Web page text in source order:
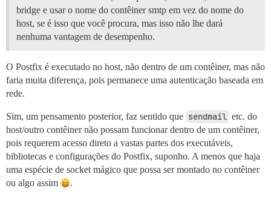
bridge e usar o nome do contêiner smtp em vez do nome do
host, se é isso que você procura, mas isso não lhe dará
nenhuma vantagem de desempenho.
O Postfix é executado no host, não dentro de um contêiner, mas não
faria muita diferença, pois permanece uma autenticação baseada em
rede.
Sim, um pensamento posterior, faz sentido que sendmail etc. do
host/outro contêiner não possam funcionar dentro de um contêiner,
pois requerem acesso direto a vastas partes dos executáveis,
bibliotecas e configurações do Postfix, suponho. A menos que haja
uma espécie de socket mágico que possa ser montado no contêiner
ou algo assim
.